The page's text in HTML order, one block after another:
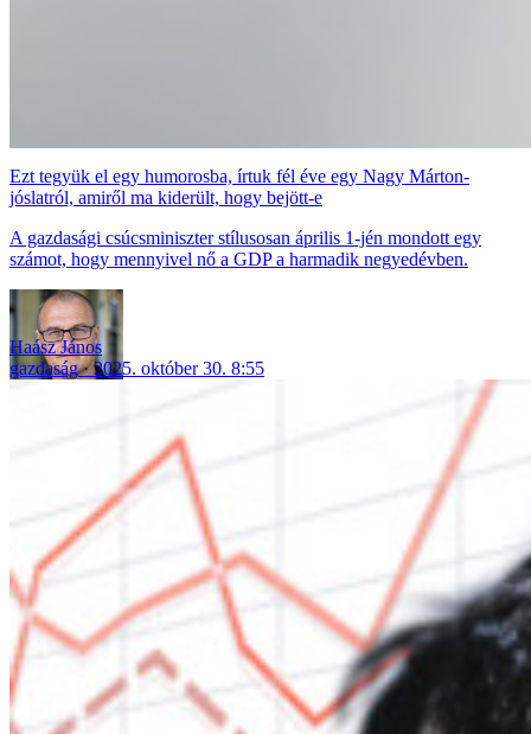
Ezt tegyük el egy humorosba, írtuk fél éve egy Nagy Márton-
jóslatról, amiről ma kiderült, hogy bejött-e
A gazdasági csúcsminiszter stílusosan április 1-jén mondott egy
számot, hogy mennyivel nő a GDP a harmadik negyedévben.
Haász János
gazdaság
2025. október 30. 8:55